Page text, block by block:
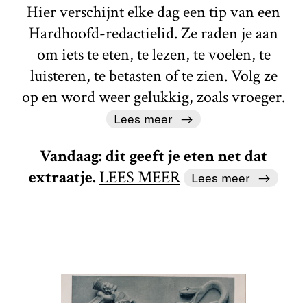
Hier verschijnt elke dag een tip van een
Hardhoofd-redactielid. Ze raden je aan
om iets te eten, te lezen, te voelen, te
luisteren, te betasten of te zien. Volg ze
op en word weer gelukkig, zoals vroeger.
Lees meer
Vandaag: dit geeft je eten net dat
extraatje. LEES MEER Lees meer